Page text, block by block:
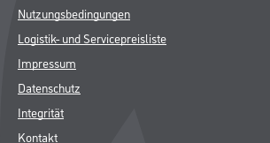
Nutzungsbedingungen
Logistik- und Servicepreisliste
Impressum
Datenschutz
Integrität
Kontakt